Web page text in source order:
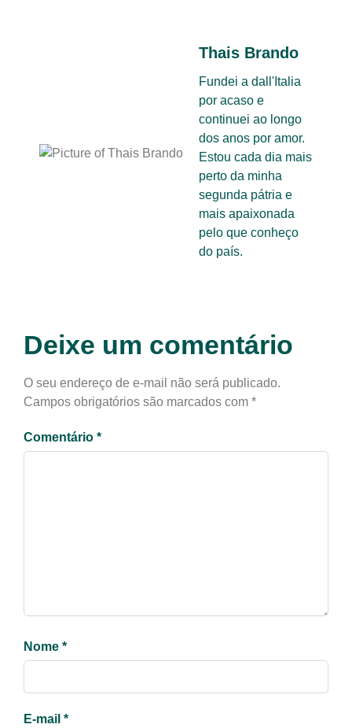
Thais Brando
Fundei a dall'Italia
por acaso e
continuei ao longo
dos anos por amor.
Estou cada dia mais
perto da minha
segunda pátria e
mais apaixonada
pelo que conheço
do país.
Deixe um comentário
O seu endereço de e-mail não será publicado.
Campos obrigatórios são marcados com *
Comentário *
Nome *
E-mail *